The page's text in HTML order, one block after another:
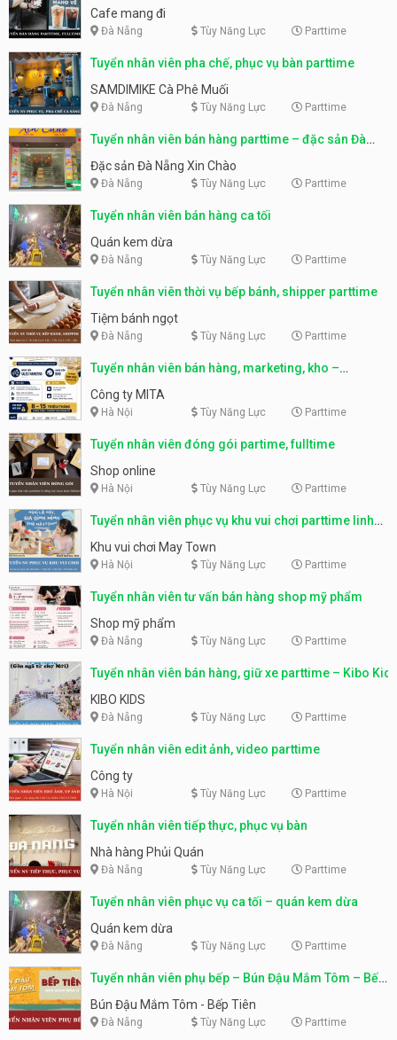
Cafe mang đi
Đà Nẵng Tùy Năng Lực Parttime
Tuyển nhân viên pha chế, phục vụ bàn parttime
SAMDIMIKE Cà Phê Muối
Đà Nẵng Tùy Năng Lực Parttime
Tuyển nhân viên bán hàng parttime – đặc sản Đà
Nẵng
Đặc sản Đà Nẵng Xin Chào
Đà Nẵng Tùy Năng Lực Parttime
Tuyển nhân viên bán hàng ca tối
Quán kem dừa
Đà Nẵng Tùy Năng Lực Parttime
Tuyển nhân viên thời vụ bếp bánh, shipper parttime
Tiệm bánh ngọt
Đà Nẵng Tùy Năng Lực Parttime
Tuyển nhân viên bán hàng, marketing, kho –
parttime, fulltime
Công ty MITA
Hà Nội Tùy Năng Lực Parttime
Tuyển nhân viên đóng gói partime, fulltime
Shop online
Hà Nội Tùy Năng Lực Parttime
Tuyển nhân viên phục vụ khu vui chơi parttime linh
động
Khu vui chơi May Town
Hà Nội Tùy Năng Lực Parttime
Tuyển nhân viên tư vấn bán hàng shop mỹ phẩm
Shop mỹ phẩm
Đà Nẵng Tùy Năng Lực Parttime
Tuyển nhân viên bán hàng, giữ xe parttime – Kibo Kid
KIBO KIDS
Đà Nẵng Tùy Năng Lực Parttime
Tuyển nhân viên edit ảnh, video parttime
Công ty
Hà Nội Tùy Năng Lực Parttime
Tuyển nhân viên tiếp thực, phục vụ bàn
Nhà hàng Phủi Quán
Đà Nẵng Tùy Năng Lực Parttime
Tuyển nhân viên phục vụ ca tối – quán kem dừa
Quán kem dừa
Đà Nẵng Tùy Năng Lực Parttime
Tuyển nhân viên phụ bếp – Bún Đậu Mắm Tôm – Bếp
Tiên
Bún Đậu Mắm Tôm - Bếp Tiên
Đà Nẵng Tùy Năng Lực Parttime